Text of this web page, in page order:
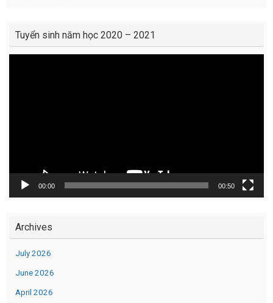
Tuyển sinh năm học 2020 – 2021
00:00 00:50
Archives
July 2026
June 2026
April 2026